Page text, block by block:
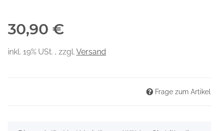
30,90 €
inkl. 19% USt. , zzgl. Versand
Frage zum Artikel